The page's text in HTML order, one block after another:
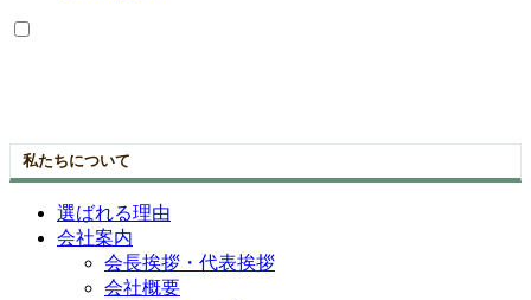
私たちについて
選ばれる理由
会社案内
会長挨拶・代表挨拶
会社概要